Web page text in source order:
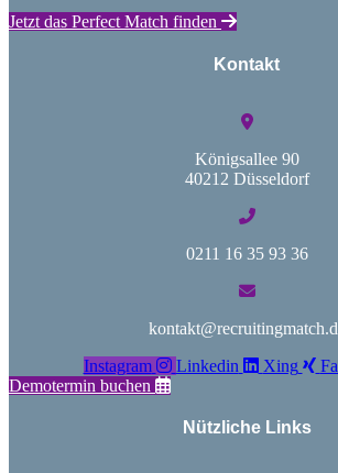
Jetzt das Perfect Match finden
Kontakt
Königsallee 90
40212 Düsseldorf
0211 16 35 93 36
Instagram
Linkedin Xing
Demotermin buchen
Nützliche Links